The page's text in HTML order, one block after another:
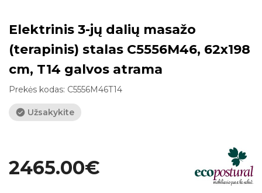
Elektrinis 3-jų dalių masažo
(terapinis) stalas C5556M46, 62x198
cm, T14 galvos atrama
Prekės kodas: C5556M46T14
Užsakykite
2465.00€